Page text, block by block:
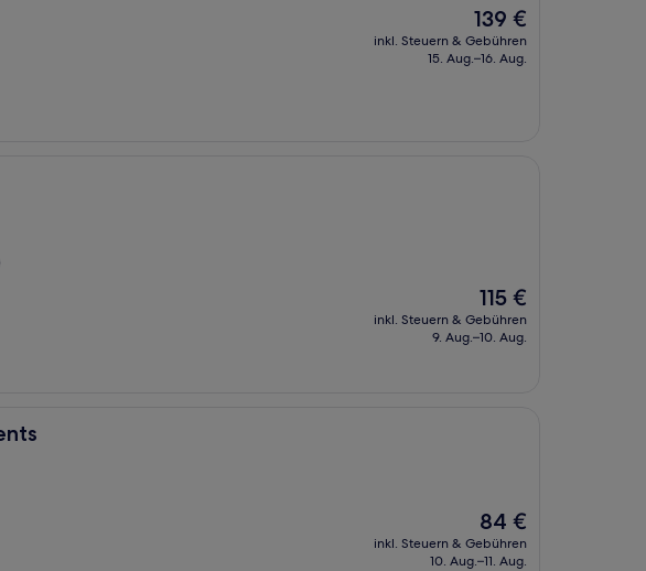
Der
Preis
beträgt
139 €
inkl. Steuern & Gebühren
15. Aug.–16. Aug.
Der
Preis
beträgt
115 €
inkl. Steuern & Gebühren
9. Aug.–10. Aug.
Der
Preis
beträgt
84 €
inkl. Steuern & Gebühren
10. Aug.–11. Aug.